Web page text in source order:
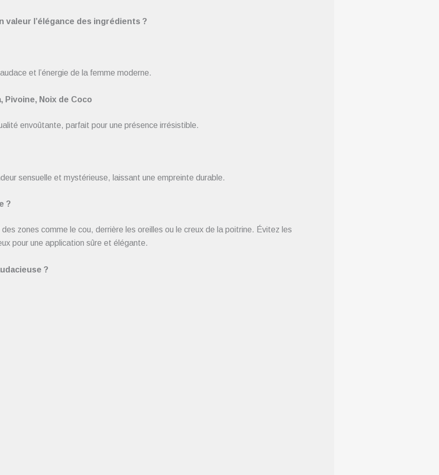
l’élégance des ingrédients ?
et l’énergie de la femme moderne.
Pivoine, Noix de Coco
envoûtante, parfait pour une présence irrésistible.
sensuelle et mystérieuse, laissant une empreinte durable.
?
zones comme le cou, derrière les oreilles ou le creux de la poitrine. Évitez les
pour une application sûre et élégante.
?